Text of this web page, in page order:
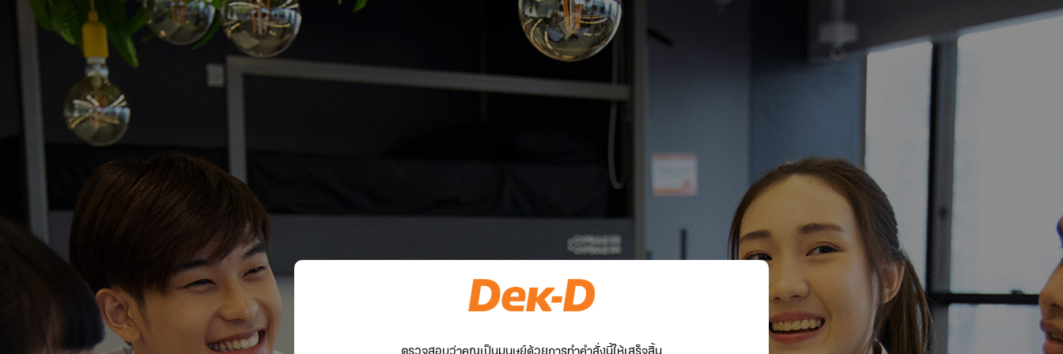
ตรวจสอบว่าคุณเป็นมนุษย์ด้วยการทำคำสั่งนี้ให้เสร็จสิ้น